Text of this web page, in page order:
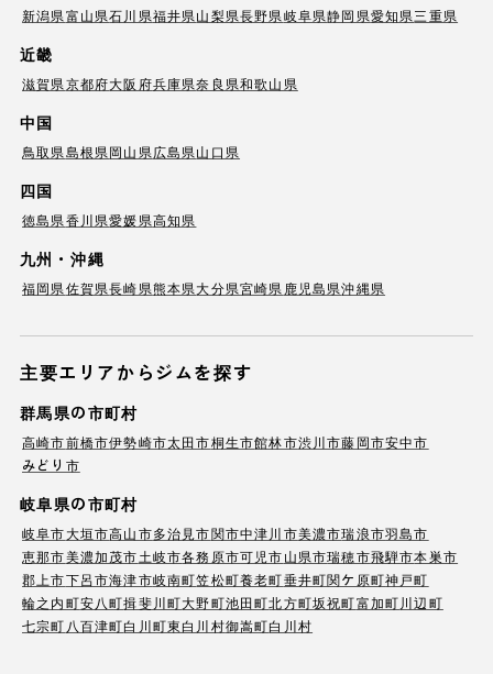
新潟県富山県石川県福井県山梨県長野県岐阜県静岡県愛知県三重県
近畿
滋賀県京都府大阪府兵庫県奈良県和歌山県
中国
鳥取県島根県岡山県広島県山口県
四国
徳島県香川県愛媛県高知県
九州・沖縄
福岡県佐賀県長崎県熊本県大分県宮崎県鹿児島県沖縄県
主要エリアからジムを探す
群馬県の市町村
高崎市前橋市伊勢崎市太田市桐生市館林市渋川市藤岡市安中市
みどり市
岐阜県の市町村
岐阜市大垣市高山市多治見市関市中津川市美濃市瑞浪市羽島市
恵那市美濃加茂市土岐市各務原市可児市山県市瑞穂市飛騨市本巣市
郡上市下呂市海津市岐南町笠松町養老町垂井町関ケ原町神戸町
輪之内町安八町揖斐川町大野町池田町北方町坂祝町富加町川辺町
七宗町八百津町白川町東白川村御嵩町白川村